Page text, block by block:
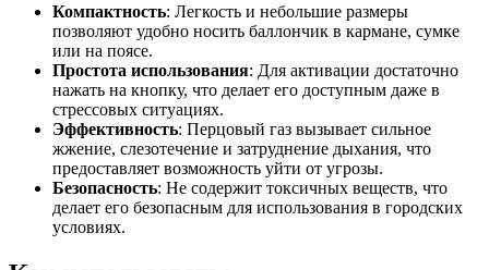
Компактность: Легкость и небольшие размеры
позволяют удобно носить баллончик в кармане, сумке
или на поясе.
Простота использования: Для активации достаточно
нажать на кнопку, что делает его доступным даже в
стрессовых ситуациях.
Эффективность: Перцовый газ вызывает сильное
жжение, слезотечение и затруднение дыхания, что
предоставляет возможность уйти от угрозы.
Безопасность: Не содержит токсичных веществ, что
делает его безопасным для использования в городских
условиях.